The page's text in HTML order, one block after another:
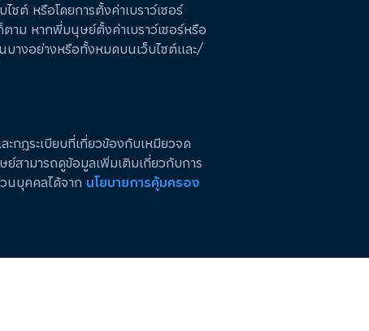
ต์ หรือโดยการตั้งค่าเบราว์เซอร์
าม หากพี่มนุษย์ตั้งค่าเบราว์เซอร์หรือ
างอย่างหรือทั้งหมดบนเว็บไซต์และ/
กฎระเบียบที่เกี่ยวข้องกับเหมียวจด
สามารถดูข้อมูลเพิ่มเติมเกี่ยวกับการ
นบุคคลได้จาก นโยบายการคุ้มครอง